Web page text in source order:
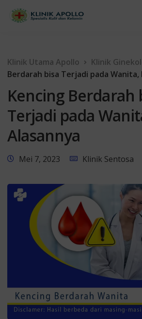
Klinik Utama Apollo Klinik
Berdarah bisa Terjadi pada Wanita,
Kencing Berdarah
Terjadi pada
Alasannya
Mei 7, 2023 Klinik Sentosa